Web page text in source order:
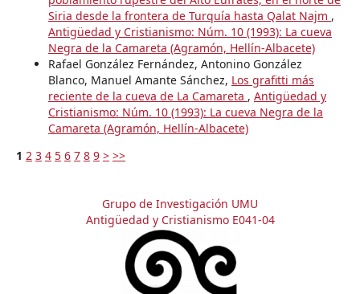
Siria desde la frontera de Turquía hasta Qalat Najm ,
Antigüedad y Cristianismo: Núm. 10 (1993): La cueva
Negra de la Camareta (Agramón, Hellín-Albacete)
Rafael González Fernández, Antonino González
Blanco, Manuel Amante Sánchez, Los grafitti más
reciente de la cueva de La Camareta , Antigüedad y
Cristianismo: Núm. 10 (1993): La cueva Negra de la
Camareta (Agramón, Hellín-Albacete)
1 2 3 4 5 6 7 8 9 > >>
Grupo de Investigación UMU
Antigüedad y Cristianismo E041-04